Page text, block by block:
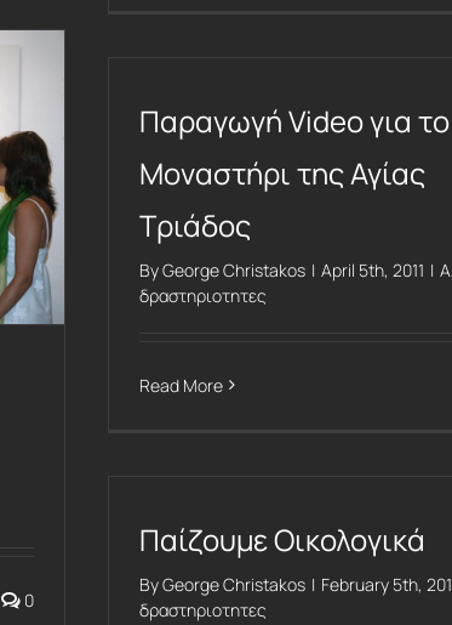
0
Παραγωγή Video για το
Μοναστήρι της Αγίας
Τριάδος
ByGeorge Christakos | April 5th, 2011 |
δραστηριοτητες
Read More
Παίζουμε Οικολογικά
ByGeorge Christakos | February 5th,
δραστηριοτητες